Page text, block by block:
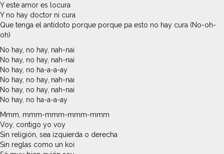
Y este amor es locura
Y no hay doctor ni cura
Que tenga el antídoto porque porque pa esto no hay cura (No-oh-
oh)
No hay, no hay, nah-nai
No hay, no hay, nah-nai
No hay, no ha-a-a-ay
No hay, no hay, nah-nai
No hay, no hay, nah-nai
No hay, no ha-a-a-ay
Mmm, mmm-mmm-mmm-mmm
Voy, contigo yo voy
Sin religión, sea izquierda o derecha
Sin reglas como un koi